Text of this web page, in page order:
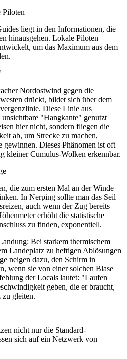
Piloten
liegt in den Informationen, die
hinausgehen. Lokale Piloten
um das Maximum aus dem
Nordostwind gegen die
drückt, bildet sich über dem
Diese Linie aus
"Hangkante" genutzt
hier nicht, sondern fliegen die
ab, um Strecke zu machen,
Dieses Phänomen ist oft
kleiner Cumulus-Wolken erkennbar.
die zum ersten Mal an der Winde
In Nerping sollte man das Seil
auch wenn der Zug bereits
erhöht die statistische
zu finden, exponentiell.
Bei starkem thermischem
Landeplatz zu heftigen Ablösungen
neigen dazu, den Schirm in
wenn sie von einer solchen Blase
der Locals lautet: "Laufen
geben, die er braucht,
gleiten.
nicht nur die Standard-
sich auf ein Netzwerk von